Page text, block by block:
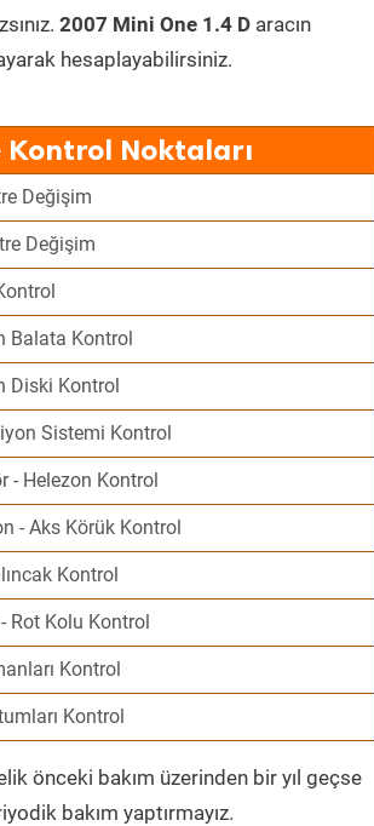
2007 Mini One 1.4 D aracın
hesaplayabilirsiniz.
Kontrol Noktaları
Değişim
Değişim
Balata Kontrol
Diski Kontrol
Sistemi Kontrol
- Helezon Kontrol
- Aks Körük Kontrol
Kontrol
- Rot Kolu Kontrol
Kontrol
Kontrol
önceki bakım üzerinden bir yıl geçse
bakım yaptırmayız.